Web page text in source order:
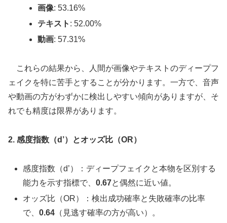
画像: 53.16%
テキスト : 52.00%
動画: 57.31%
これらの結果から、人間が画像やテキストのディープフ
ェイクを特に苦手とすることが分かります。一方で、音声
や動画の方がわずかに検出しやすい傾向がありますが、そ
れでも精度は限界があります。
2. 感度指数（d’）とオッズ比（OR）
感度指数（d’）：ディープフェイクと本物を区別する
能力を示す指標で、0.67と偶然に近い値。
オッズ比（OR）：検出成功確率と失敗確率の比率
で、0.64 （見逃す確率の方が高い）。